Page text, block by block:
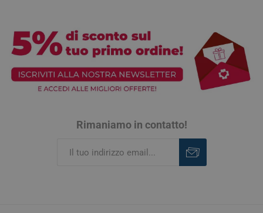
Rimaniamo in contatto!